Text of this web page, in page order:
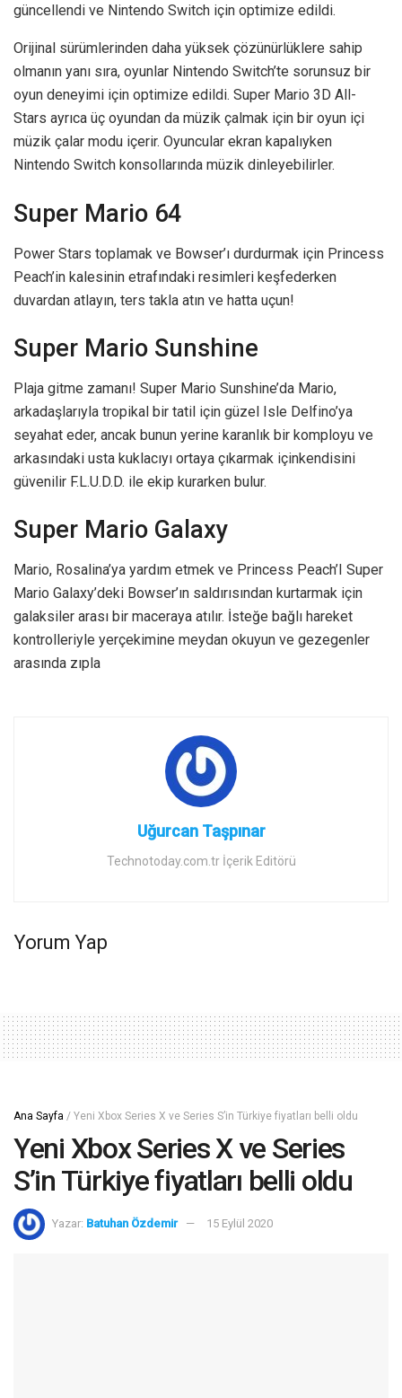
güncellendi ve Nintendo Switch için optimize edildi.
Orijinal sürümlerinden daha yüksek çözünürlüklere sahip
olmanın yanı sıra, oyunlar Nintendo Switch’te sorunsuz bir
oyun deneyimi için optimize edildi. Super Mario 3D All-
Stars ayrıca üç oyundan da müzik çalmak için bir oyun içi
müzik çalar modu içerir. Oyuncular ekran kapalıyken
Nintendo Switch konsollarında müzik dinleyebilirler.
Super Mario 64
Power Stars toplamak ve Bowser’ı durdurmak için Princess
Peach’in kalesinin etrafındaki resimleri keşfederken
duvardan atlayın, ters takla atın ve hatta uçun!
Super Mario Sunshine
Plaja gitme zamanı! Super Mario Sunshine’da Mario,
arkadaşlarıyla tropikal bir tatil için güzel Isle Delfino’ya
seyahat eder, ancak bunun yerine karanlık bir komployu ve
arkasındaki usta kuklacıyı ortaya çıkarmak içinkendisini
güvenilir F.L.U.D.D. ile ekip kurarken bulur.
Super Mario Galaxy
Mario, Rosalina’ya yardım etmek ve Princess Peach’I Super
Mario Galaxy’deki Bowser’ın saldırısından kurtarmak için
galaksiler arası bir maceraya atılır. İsteğe bağlı hareket
kontrolleriyle yerçekimine meydan okuyun ve gezegenler
arasında zıpla
Uğurcan Taşpınar
Technotoday.com.tr İçerik Editörü
Yorum Yap
Ana Sayfa / Yeni Xbox Series X ve Series S’in Türkiye fiyatları belli oldu
Yeni Xbox Series X ve Series
S’in Türkiye fiyatları belli oldu
Yazar: Batuhan Özdemir 15 Eylül 2020